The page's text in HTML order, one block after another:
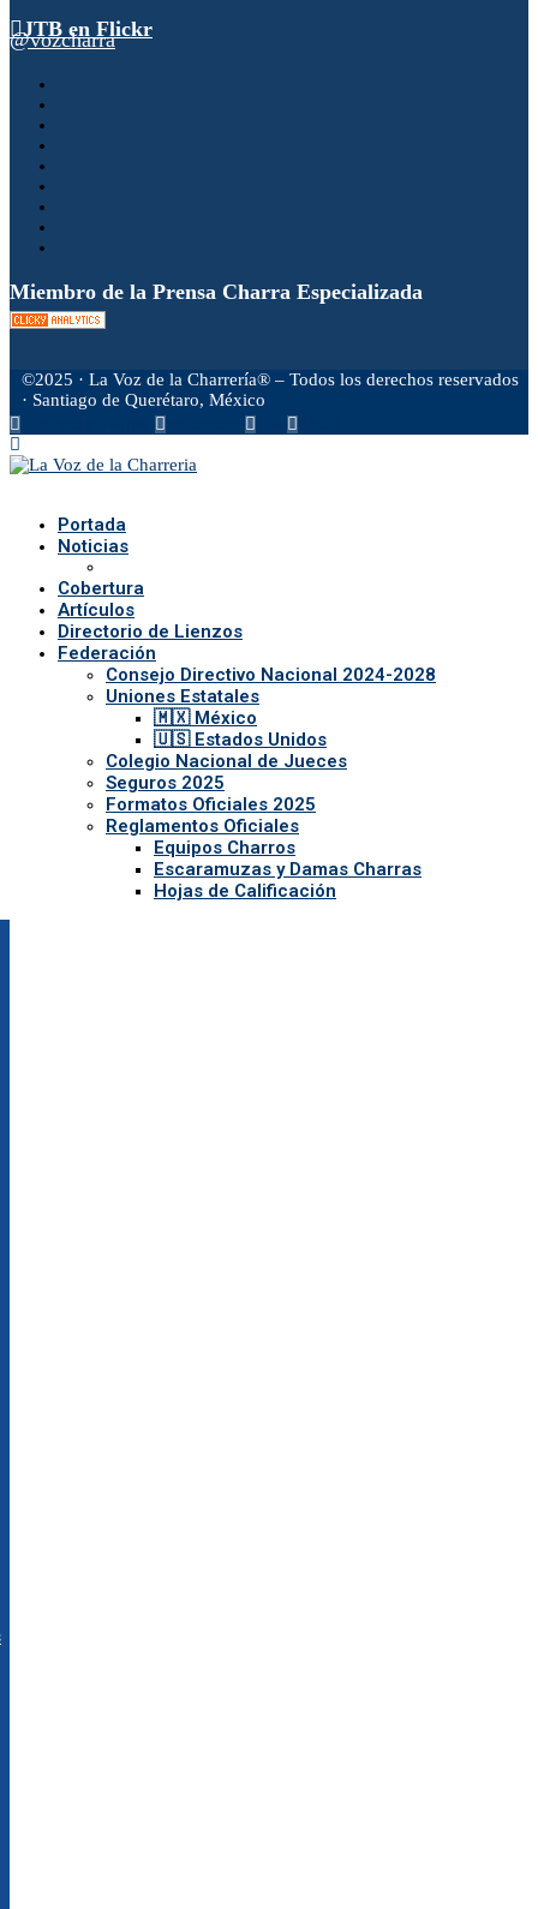
JTB en Flickr
@vozcharra
Miembro de la Prensa Charra Especializada
©2025 · La Voz de la Charrería® – Todos los derechos reservados
· Santiago de Querétaro, México
Portada
Noticias
Cobertura
Artículos
Directorio de Lienzos
Federación
Consejo Directivo Nacional 2024-2028
Uniones Estatales
🇲🇽 México
🇺🇸 Estados Unidos
Colegio Nacional de Jueces
Seguros 2025
Formatos Oficiales 2025
Reglamentos Oficiales
Equipos Charros
Escaramuzas y Damas Charras
Hojas de Calificación